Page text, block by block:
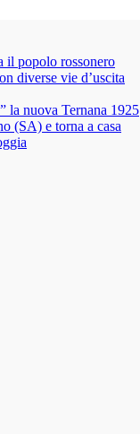
il popolo rossonero
diverse vie d’uscita
la nuova Ternana 1925
(SA) e torna a casa